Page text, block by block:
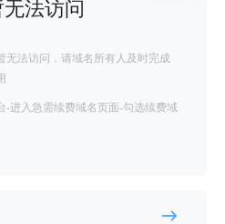
法访问
无法访问，请域名所有人及时完成
-进入急需续费域名页面-勾选续费域